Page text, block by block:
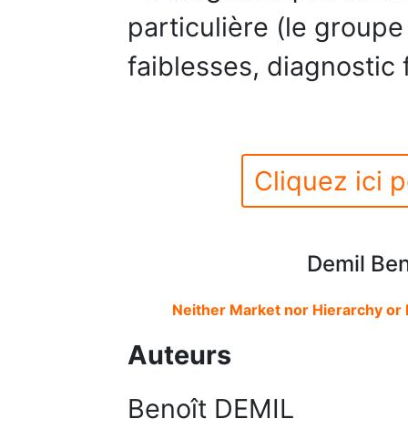
particulière (le
faiblesses, diagnostic
Cliquez ici
Demil
Neither Market nor Hierarchy or
Auteurs
Benoît DEMIL